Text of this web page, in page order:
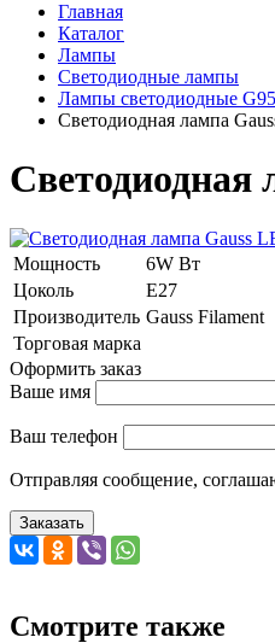
Главная
Каталог
Лампы
Светодиодные лампы
Лампы светодиодные G95
Светодиодная лампа
Светодиодная
Мощность
6W Вт
Цоколь
E27
Производитель Gauss Filament
Торговая марка
Оформить заказ
Ваше имя
Ваш телефон
Отправляя сообщение,
Заказать
Смотрите также